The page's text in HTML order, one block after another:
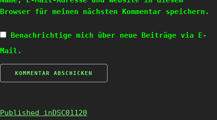
Browser für meinen nächsten Kommentar speichern.
Benachrichtige mich über neue Beiträge via E-
Mail.
Published inDSC01120